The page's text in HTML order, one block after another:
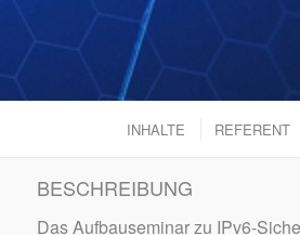
INHALTE REFERENT
BESCHREIBUNG
Das Aufbauseminar zu IPv6-